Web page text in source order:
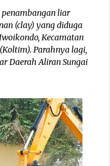
penambangan liar
(clay) yang diduga
Kecamatan
Parahnya lagi,
Daerah Aliran Sungai